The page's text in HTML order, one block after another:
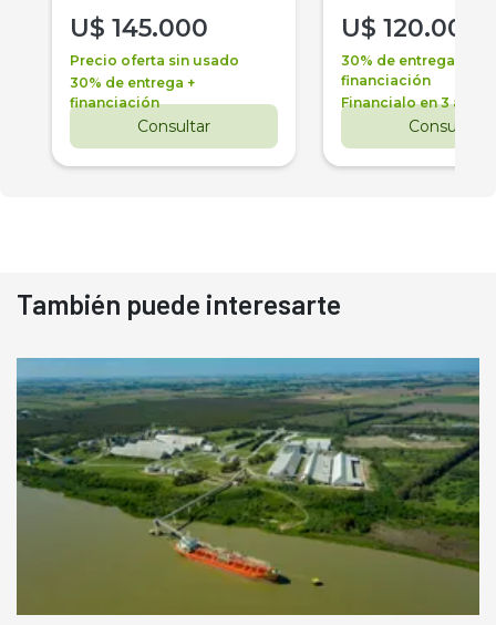
U$ 145.000
Precio oferta sin usado
30% de entrega +
financiación
Consultar
U$ 120.000
30% de entrega +
financiación
Financialo en 3 años
Consultar
También puede interesarte